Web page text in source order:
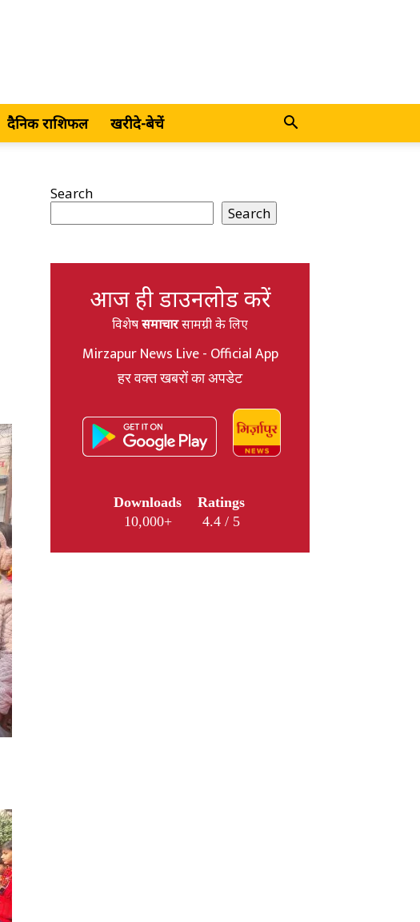
दैनिक राशिफल खरीदे-बेचें
Search
Search
आज ही डाउनलोड करें
विशेषसमाचारसामग्री के लिए
Mirzapur News Live - Official App
हर वक्त खबरों का अपडेट
Downloads
10,000+
Ratings
4.4 / 5